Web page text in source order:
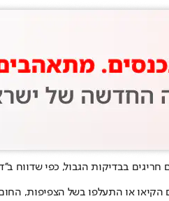
בבדיקות הגבול, כפי שדווח
או התעלפו בשל הצפיפות,